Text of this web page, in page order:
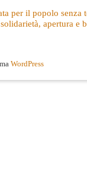
per il popolo senza
apertura e
WordPress